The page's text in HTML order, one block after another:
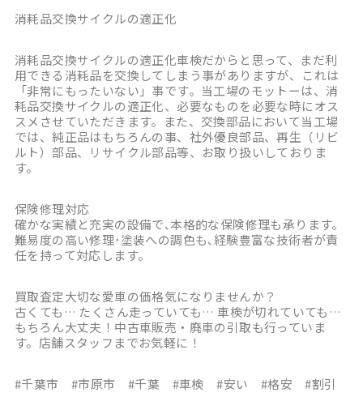
消耗品交換サイクルの適正化
消耗品交換サイクルの適正化車検だからと思って、まだ利
用できる消耗品を交換してしまう事がありますが、これは
「非常にもったいない」事です。当工場のモットーは、消
耗品交換サイクルの適正化、必要なものを必要な時にオス
スメさせていただきます。また、交換部品において当工場
では、純正品はもちろんの事、社外優良部品、再生（リビ
ルト）部品、リサイクル部品等、お取り扱いしておりま
す。
保険修理対応
確かな実績と充実の設備で､本格的な保険修理も承ります。
難易度の高い修理･塗装への調色も､経験豊富な技術者が責
任を持って対応します。
買取査定大切な愛車の価格気になりませんか？
古くても… たくさん走っていても… 車検が切れていても…
もちろん大丈夫！中古車販売・廃車の引取も行っていま
す。店舗スタッフまでお気軽に！
#千葉市 #市原市 #千葉 #車検 #安い #格安 #割引